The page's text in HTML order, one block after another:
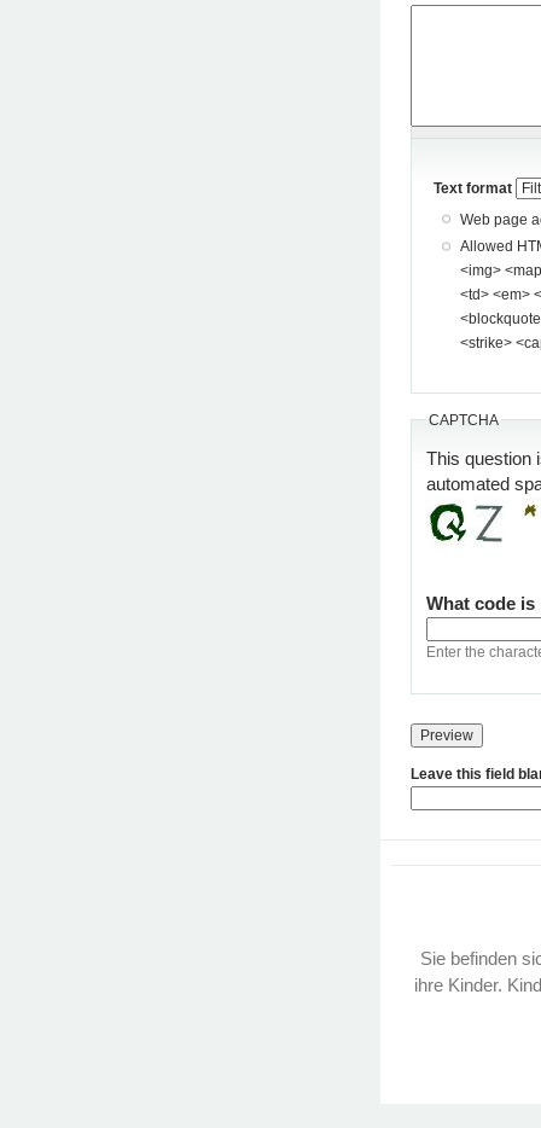
Text format
Web page
Allowed HTML tags: <a> <p> <span> <div>
<img> <map> <area> <hr> <br>
<td> <em> <b> <u> <i>
<blockquote> <pre>
<strike>
CAPTCHA
This question
automated
What code
Enter the
Leave this field
Sie befinden
ihre Kinder.